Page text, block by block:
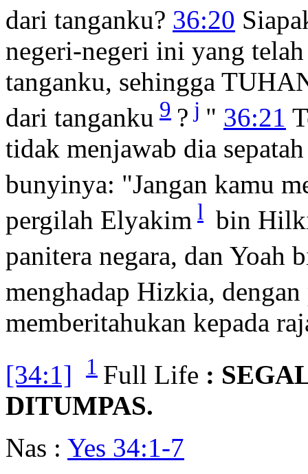
dari tanganku? 36:20
negeri-negeri ini yang
tanganku, sehingga
dari tanganku 9 ? j " 36:21
tidak menjawab dia
bunyinya: "Jangan kamu
pergilah Elyakim l bin
panitera negara, dan Yoah
menghadap Hizkia,
memberitahukan kepada
[34:1]
1 Full Life :
DITUMPAS.
Nas : Yes 34:1-7